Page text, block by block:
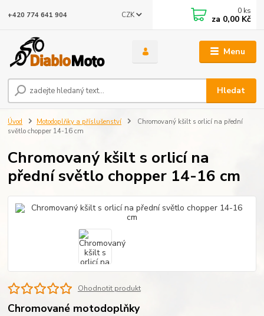
Menu
CZK
Hledat
+420 774 641 904 0 ks
za 0,00 Kč
Úvod Motodoplňky a příslušenství
Chromovaný kšilt s orlicí na přední
světlo chopper 14-16 cm
Chromovaný kšilt s orlicí na
přední světlo chopper 14-16 cm
Ohodnotit produkt
Chromované motodoplňky